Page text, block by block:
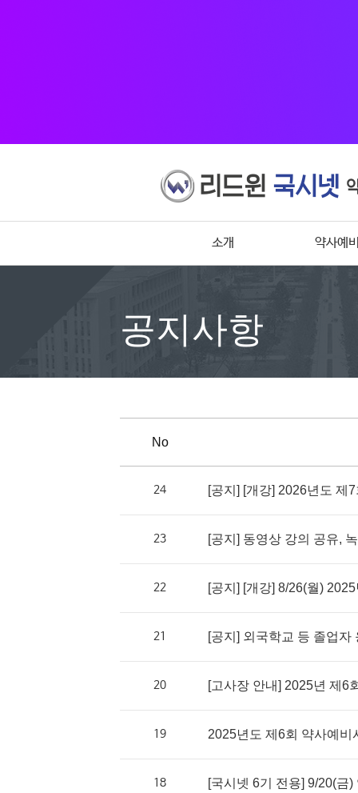
소개 약사예
공지사항
No
24 [공지] [개강] 2026년도 제
23 [공지] 동영상 강의 공유,
22 [공지] [개강] 8/26(월)
21 [공지] 외국학교 등 졸업자
20 [고사장 안내] 2025년 제6
19 2025년도 제6회 약사예비
18 [국시넷 6기 전용] 9/20(금